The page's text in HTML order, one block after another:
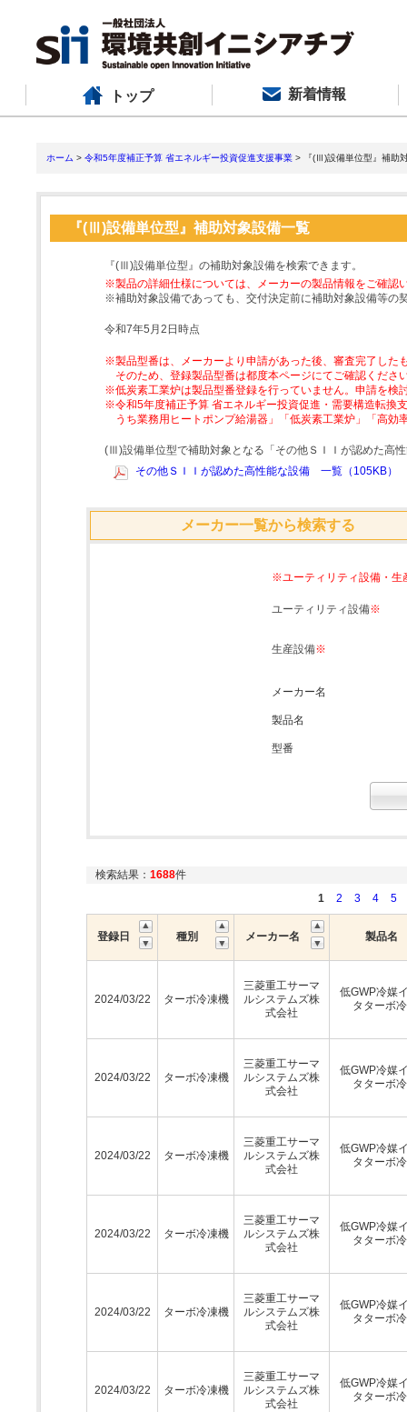
トップ 新着情報
ホーム > 令和5年度補正予算 省エネルギー投資促進支援事業 > 『(Ⅲ)設備単位型』補助
『(Ⅲ)設備単位型』補助対象設備一覧
『(Ⅲ)設備単位型』の補助対象設備を検索できます。
※製品の詳細仕様については、メーカーの製品情報をご確認
※補助対象設備であっても、交付決定前に補助対象設備等の
令和7年5月2日時点
※製品型番は、メーカーより申請があった後、審査完了した
そのため、登録製品型番は都度本ページにてご確認くださ
※低炭素工業炉は製品型番登録を行っていません。申請を検
※令和5年度補正予算 省エネルギー投資促進・需要構造転換
うち業務用ヒートポンプ給湯器」「低炭素工業炉」「高
(Ⅲ)設備単位型で補助対象となる「その他ＳＩＩが認めた高
その他ＳＩＩが認めた高性能な設備 一覧（105KB）
メーカー一覧から検索する
※ユーティリティ設備・生
ユーティリティ設備※
生産設備※
メーカー名
製品名
型番
検索結果： 1688件
1
2 3 4 5
登録日 種別 メーカー名 製品名
2024/03/22 ターボ冷凍機
三菱重工サーマ
ルシステムズ株
式会社
低GWP冷媒
タターボ
2024/03/22 ターボ冷凍機
三菱重工サーマ
ルシステムズ株
式会社
低GWP冷媒
タターボ
2024/03/22 ターボ冷凍機
三菱重工サーマ
ルシステムズ株
式会社
低GWP冷媒
タターボ
2024/03/22 ターボ冷凍機
三菱重工サーマ
ルシステムズ株
式会社
低GWP冷媒
タターボ
2024/03/22 ターボ冷凍機
三菱重工サーマ
ルシステムズ株
式会社
低GWP冷媒
タターボ
2024/03/22 ターボ冷凍機
三菱重工サーマ
ルシステムズ株
式会社
低GWP冷媒
タターボ